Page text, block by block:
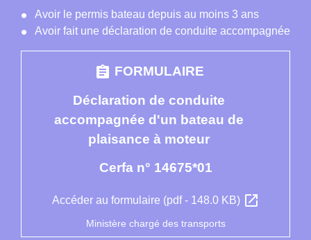
Avoir le permis bateau depuis au moins 3 ans
Avoir fait une déclaration de conduite accompagnée
assignment FORMULAIRE
Déclaration de conduite
accompagnée d'un bateau de
plaisance à moteur
Cerfa n° 14675*01
Accéder au formulaire (pdf - 148.0 KB) open_in_new
Ministère chargé des transports